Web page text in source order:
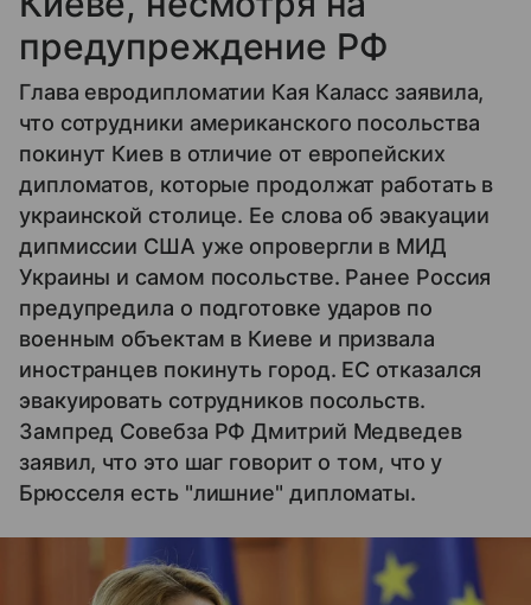
предупреждение РФ
Глава евродипломатии Кая Каласс заявила,
что сотрудники американского посольства
покинут Киев в отличие от европейских
дипломатов, которые продолжат работать в
украинской столице. Ее слова об эвакуации
дипмиссии США уже опровергли в МИД
Украины и самом посольстве. Ранее Россия
предупредила о подготовке ударов по
военным объектам в Киеве и призвала
иностранцев покинуть город. ЕС отказался
эвакуировать сотрудников посольств.
Зампред Совебза РФ Дмитрий Медведев
заявил, что это шаг говорит о том, что у
Брюсселя есть "лишние" дипломаты.